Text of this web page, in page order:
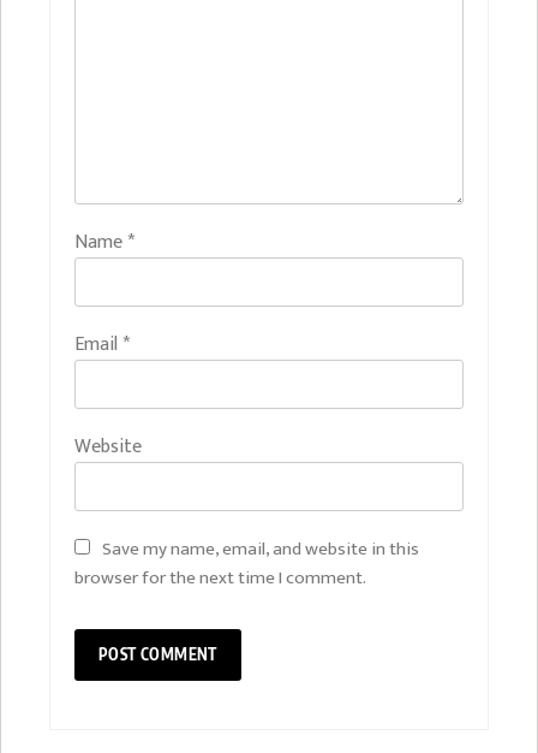
Name*
Email *
Website
Save my name, email, and website in this
browser for the next time I comment.